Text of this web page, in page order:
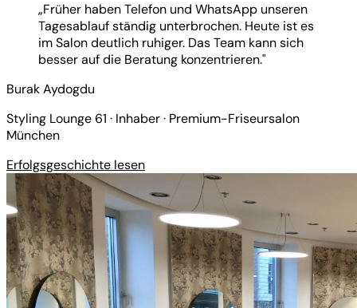
„Früher haben Telefon und WhatsApp unseren
Tagesablauf ständig unterbrochen. Heute ist es
im Salon deutlich ruhiger. Das Team kann sich
besser auf die Beratung konzentrieren."
Burak Aydogdu
Styling Lounge 61 · Inhaber · Premium-Friseursalon
München
Erfolgsgeschichte lesen